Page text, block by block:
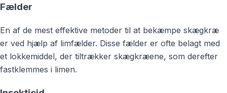
Fælder
En af de mest effektive metoder til at bekæmpe skægkræ
er ved hjælp af limfælder. Disse fælder er ofte belagt med
et lokkemiddel, der tiltrækker skægkræene, som derefter
fastklemmes i limen.